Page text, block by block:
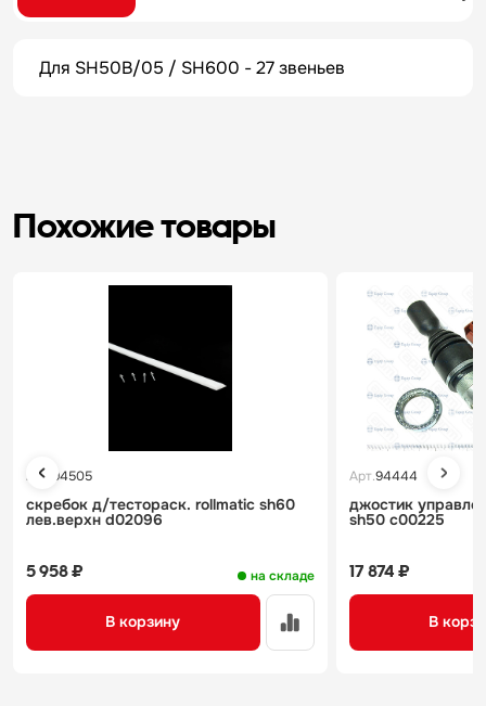
Для SH50B/05 / SH600 - 27 звеньев
Похожие товары
Арт. 94505
скребок д/тестораск. rollmatic sh60
лев.верхн d02096
на складе
5 958 ₽
В корзину
Арт.94444
джостик
sh50 c00225
17 874 ₽
В